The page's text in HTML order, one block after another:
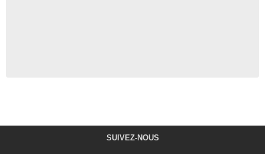
SUIVEZ-NOUS